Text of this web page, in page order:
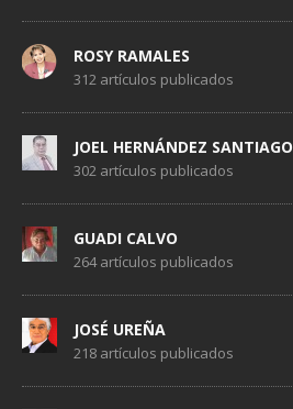
ROSY RAMALES
312 artículos publicados
JOEL HERNÁNDEZ SANTIAGO
302 artículos publicados
GUADI CALVO
264 artículos publicados
JOSÉ UREÑA
218 artículos publicados